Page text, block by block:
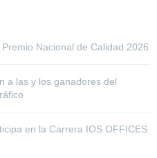
Nacional de Calidad 2026
a las y los ganadores del
en la Carrera IOS OFFICES